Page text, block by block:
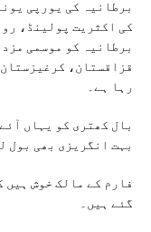
برطانیہ کی یورپی
کی اکثریت پولینڈ،
برطانیہ کو موسمی
قزاقستان،
رہا ہے۔
بال کھتری کو یہاں
بہت انگریزی بھی بول
فارم کے مالک خوش ہیں
گئے ہیں۔